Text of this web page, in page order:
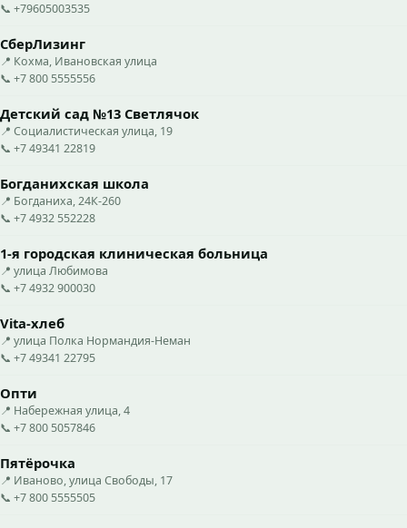
📞 +79605003535
СберЛизинг
📍 Кохма, Ивановская улица
📞 +7 800 5555556
Детский сад №13 Светлячок
📍 Социалистическая улица, 19
📞 +7 49341 22819
Богданихская школа
📍 Богданиха, 24К-260
📞 +7 4932 552228
1-я городская клиническая больница
📍 улица Любимова
📞 +7 4932 900030
Vita-хлеб
📍 улица Полка Нормандия-Неман
📞 +7 49341 22795
Опти
📍 Набережная улица, 4
📞 +7 800 5057846
Пятёрочка
📍 Иваново, улица Свободы, 17
📞 +7 800 5555505